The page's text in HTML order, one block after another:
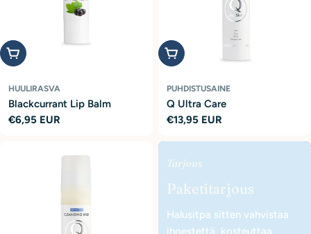
Lisää ostoskoriin
HUULIRASVA
Blackcurrant Lip Balm
Normaalihinta
€6,95 EUR
Lisää ostoskoriin
PUHDISTUSAINE
Q Ultra Care
Normaalihinta
€13,95 EUR
Tarjous
Paketitarjous
Halusitpa sitten vahvistaa
ihoestettä, kosteuttaa